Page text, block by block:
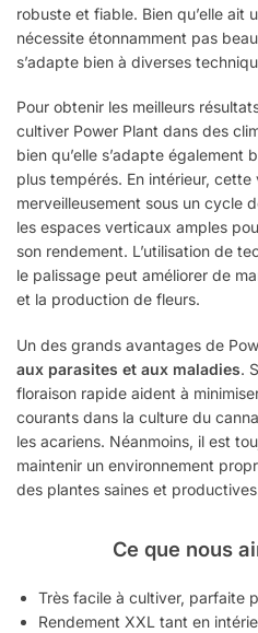
robuste et fiable. Bien qu’elle ait
nécessite étonnamment pas
s’adapte bien à diverses
Pour obtenir les meilleurs
cultiver Power Plant dans des
bien qu’elle s’adapte également
plus tempérés. En intérieur, cette
merveilleusement sous un cycle
les espaces verticaux amples
son rendement. L’utilisation de
le palissage peut améliorer de
et la production de fleurs.
Un des grands avantages de
aux parasites et aux maladies.
floraison rapide aident à
courants dans la culture du
les acariens. Néanmoins, il est
maintenir un environnement
des plantes saines et
Ce que nous
Très facile à cultiver, parfaite
Rendement XXL tant en